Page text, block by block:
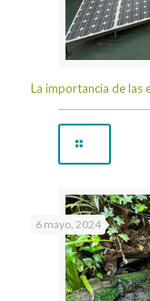
La importancia de las
6 mayo, 2024